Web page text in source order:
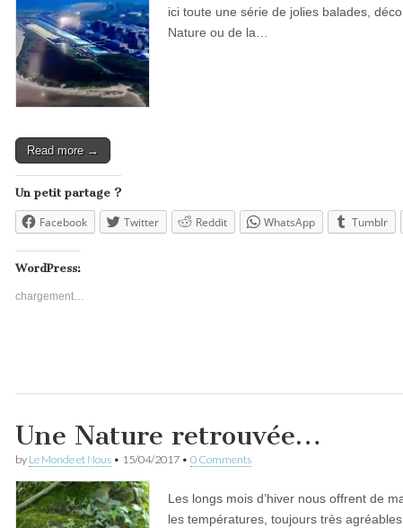
ici toute une série de jolies balades,
Nature ou de la…
Read more →
Un petit partage ?
Facebook Twitter Reddit WhatsApp Tumblr
WordPress:
chargement…
Une Nature retrouvée…
by Le Monde et Nous • 15/04/2017 • 0 Comments
Les longs mois d’hiver nous offrent de
les températures, toujours très